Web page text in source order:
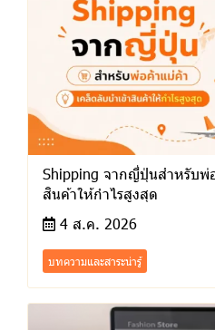
Shipping จากญี่ปุ่นสำหรับพ่
สินค้าให้กำไรสูงสุด
4 ส.ค. 2026
บทความและสาระน่ารู้